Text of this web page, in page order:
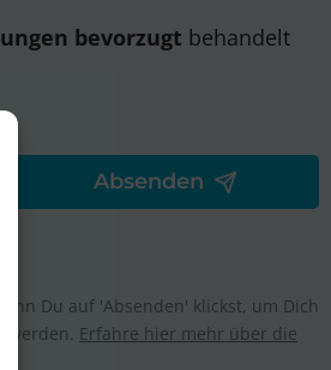
bevorzugt behandelt
Du auf 'Absenden' klickst, um Dich
Erfahre hier mehr über die